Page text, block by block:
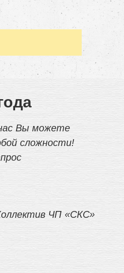
Вы можете
сложности!
ЧП «СКС»